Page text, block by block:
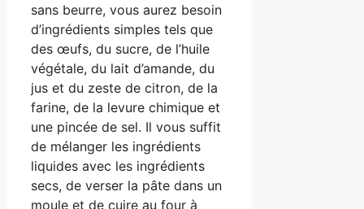
sans beurre, vous aurez besoin
d’ingrédients simples tels que
des œufs, du sucre, de l’huile
végétale, du lait d’amande, du
jus et du zeste de citron, de la
farine, de la levure chimique et
une pincée de sel. Il vous suffit
de mélanger les ingrédients
liquides avec les ingrédients
secs, de verser la pâte dans un
moule et de cuire au four à